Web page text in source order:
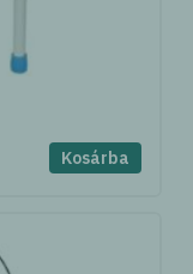
Kosárba